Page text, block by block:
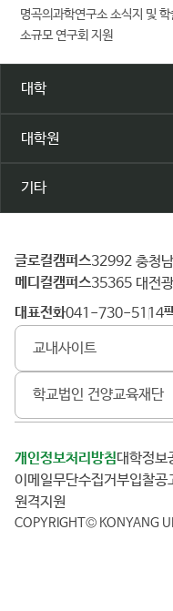
명곡의과학연구소 소식지 및
소규모 연구회 지원
대학
대학원
기타
건
양
대
학
글로컬캠퍼스 32992 충청
메디컬캠퍼스 35365 대전
대표전화 041-730-5114
교내사이트
학교법인 건양교육재단
개인정보처리방침 대학정보
이메일무단수집거부
입찰
원격지원
COPYRIGHT© KONYANG